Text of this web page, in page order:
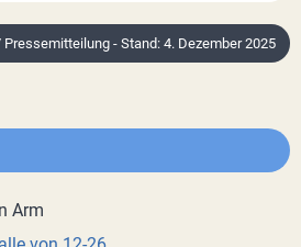
- Stand: 4. Dezember 2025